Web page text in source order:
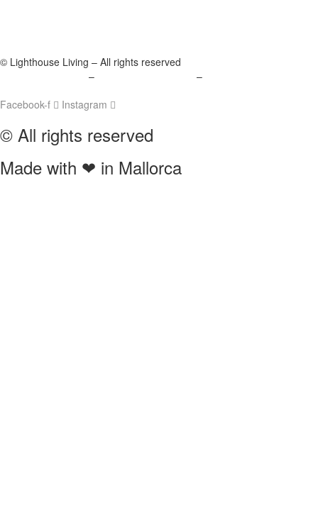
© Lighthouse Living – All rights reserved
– –
Facebook-f
Instagram
© All rights reserved
Made with ❤ in Mallorca